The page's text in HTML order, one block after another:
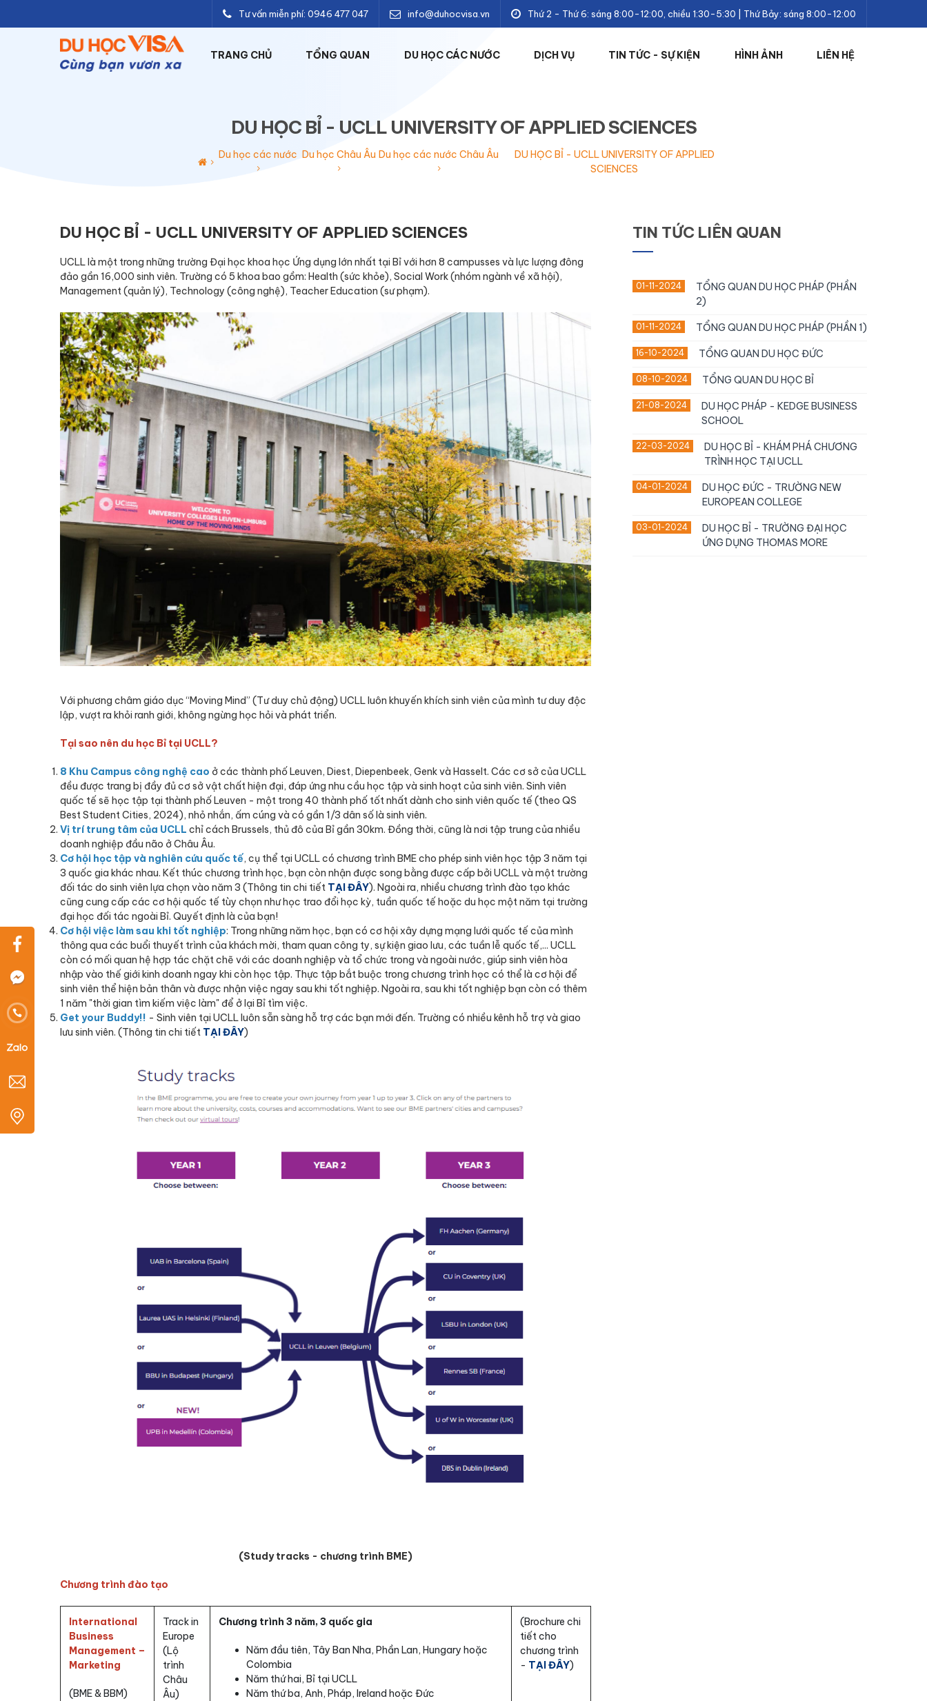
Tư vấn miễn phí: 0946 477 047 info@duhocvisa.vn Thứ 2 - Thứ 6: sáng 8:00-12:00, chiều 1:30-5:30 | Thứ Bảy: sáng 8:00-12:00
TRANG CHỦ TỔNG QUAN DU HỌC CÁC NƯỚC DỊCH VỤ TIN TỨC - SỰ KIỆN HÌNH ẢNH LIÊN HỆ
DU HỌC BỈ - UCLL UNIVERSITY OF APPLIED SCIENCES
Du học các nước Du học Châu Âu Du học các nước Châu Âu
DU HỌC BỈ - UCLL UNIVERSITY OF APPLIED
SCIENCES
DU HỌC BỈ - UCLL UNIVERSITY OF APPLIED SCIENCES
UCLL là một trong những trường Đại học khoa học Ứng dụng lớn nhất tại Bỉ với hơn 8 campusses và lực lượng đông
đảo gần 16,000 sinh viên. Trường có 5 khoa bao gồm: Health (sức khỏe), Social Work (nhóm ngành về xã hội),
Management (quản lý), Technology (công nghệ), Teacher Education (sư phạm).
Với phương châm giáo dục “Moving Mind” (Tư duy chủ động) UCLL luôn khuyến khích sinh viên của mình tư duy độc
lập, vượt ra khỏi ranh giới, không ngừng học hỏi và phát triển.
Tại sao nên du học Bỉ tại UCLL?
8 Khu Campus công nghệ cao ở các thành phố Leuven, Diest, Diepenbeek, Genk và Hasselt. Các cơ sở của UCLL
đều được trang bị đầy đủ cơ sở vật chất hiện đại, đáp ứng nhu cầu học tập và sinh hoạt của sinh viên. Sinh viên
quốc tế sẽ học tập tại thành phố Leuven - một trong 40 thành phố tốt nhất dành cho sinh viên quốc tế (theo QS
Best Student Cities, 2024), nhỏ nhắn, ấm cúng và có gần 1/3 dân số là sinh viên.
Vị trí trung tâm của UCLL chỉ cách Brussels, thủ đô của Bỉ gần 30km. Đồng thời, cũng là nơi tập trung của nhiều
doanh nghiệp đầu não ở Châu Âu.
Cơ hội học tập và nghiên cứu quốc tế, cụ thể tại UCLL có chương trình BME cho phép sinh viên học tập 3 năm tại
3 quốc gia khác nhau. Kết thúc chương trình học, bạn còn nhận được song bằng được cấp bởi UCLL và một trường
đối tác do sinh viên lựa chọn vào năm 3 (Thông tin chi tiết TẠI ĐÂY). Ngoài ra, nhiều chương trình đào tạo khác
cũng cung cấp các cơ hội quốc tế tùy chọn như học trao đổi học kỳ, tuần quốc tế hoặc du học một năm tại trường
đại học đối tác ngoài Bỉ. Quyết định là của bạn!
Cơ hội việc làm sau khi tốt nghiệp: Trong những năm học, bạn có cơ hội xây dựng mạng lưới quốc tế của mình
thông qua các buổi thuyết trình của khách mời, tham quan công ty, sự kiện giao lưu, các tuần lễ quốc tế,... UCLL
còn có mối quan hệ hợp tác chặt chẽ với các doanh nghiệp và tổ chức trong và ngoài nước, giúp sinh viên hòa
nhập vào thế giới kinh doanh ngay khi còn học tập. Thực tập bắt buộc trong chương trình học có thể là cơ hội để
sinh viên thể hiện bản thân và được nhận việc ngay sau khi tốt nghiệp. Ngoài ra, sau khi tốt nghiệp bạn còn có thêm
1 năm "thời gian tìm kiếm việc làm" để ở lại Bỉ tìm việc.
Get your Buddy!! - Sinh viên tại UCLL luôn sẵn sàng hỗ trợ các bạn mới đến. Trường có nhiều kênh hỗ trợ và giao
lưu sinh viên. (Thông tin chi tiết TẠI ĐÂY)
(Study tracks - chương trình BME)
Chương trình đào tạo
International
Business
Management –
Marketing
(BME & BBM)
Track in
Europe
(Lộ
trình
Châu
Âu)
Chương trình 3 năm, 3 quốc gia
Năm đầu tiên, Tây Ban Nha, Phần Lan, Hungary hoặc
Colombia
Năm thứ hai, Bỉ tại UCLL
Năm thứ ba, Anh, Pháp, Ireland hoặc Đức
(Brochure chi
tiết cho
chương trình
- TẠI ĐÂY)
TIN TỨC LIÊN QUAN
01-11-2024
TỔNG QUAN DU HỌC PHÁP (PHẦN
2)
01-11-2024 TỔNG QUAN DU HỌC PHÁP (PHẦN 1)
16-10-2024 TỔNG QUAN DU HỌC ĐỨC
08-10-2024 TỔNG QUAN DU HỌC BỈ
21-08-2024
DU HỌC PHÁP - KEDGE BUSINESS
SCHOOL
22-03-2024
DU HỌC BỈ - KHÁM PHÁ CHƯƠNG
TRÌNH HỌC TẠI UCLL
04-01-2024
DU HỌC ĐỨC - TRƯỜNG NEW
EUROPEAN COLLEGE
03-01-2024
DU HỌC BỈ - TRƯỜNG ĐẠI HỌC
ỨNG DỤNG THOMAS MORE